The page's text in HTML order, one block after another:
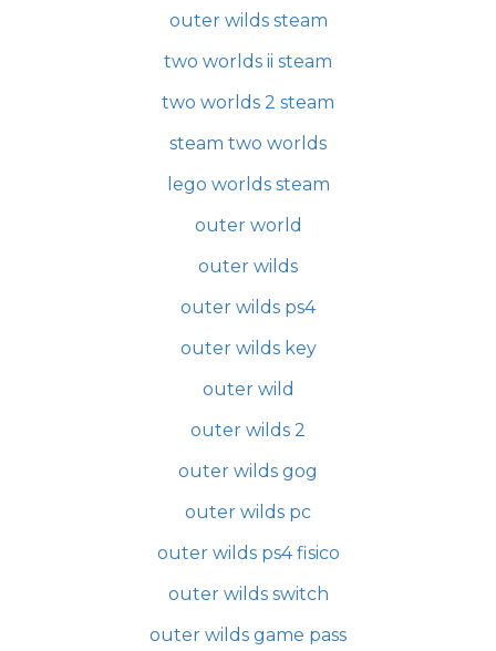
outer wilds steam
two worlds ii steam
two worlds 2 steam
steam two worlds
lego worlds steam
outer world
outer wilds
outer wilds ps4
outer wilds key
outer wild
outer wilds 2
outer wilds gog
outer wilds pc
outer wilds ps4 fisico
outer wilds switch
outer wilds game pass